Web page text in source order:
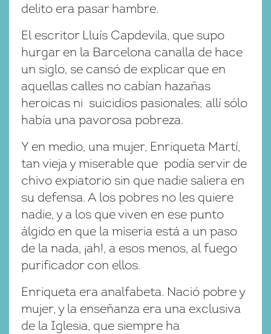
delito era pasar hambre.
El escritor Lluís Capdevila, que supo
hurgar en la Barcelona canalla de hace
un siglo, se cansó de explicar que en
aquellas calles no cabían hazañas
heroicas ni suicidios pasionales; allí sólo
había una pavorosa pobreza.
Y en medio, una mujer, Enriqueta Martí,
tan vieja y miserable que podía servir de
chivo expiatorio sin que nadie saliera en
su defensa. A los pobres no les quiere
nadie, y a los que viven en ese punto
álgido en que la miseria está a un paso
de la nada, ¡ah!, a esos menos, al fuego
purificador con ellos.
Enriqueta era analfabeta. Nació pobre y
mujer, y la enseñanza era una exclusiva
de la Iglesia, que siempre ha